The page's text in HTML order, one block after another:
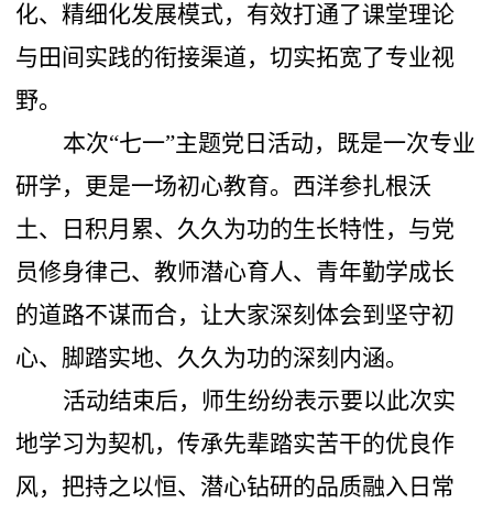
化、精细化发展模式，有效打通了课堂理论
与田间实践的衔接渠道，切实拓宽了专业视
野。
本次“七一”主题党日活动，既是一次专业
研学，更是一场初心教育。西洋参扎根沃
土、日积月累、久久为功的生长特性，与党
员修身律己、教师潜心育人、青年勤学成长
的道路不谋而合，让大家深刻体会到坚守初
心、脚踏实地、久久为功的深刻内涵。
活动结束后，师生纷纷表示要以此次实
地学习为契机，传承先辈踏实苦干的优良作
风，把持之以恒、潜心钻研的品质融入日常